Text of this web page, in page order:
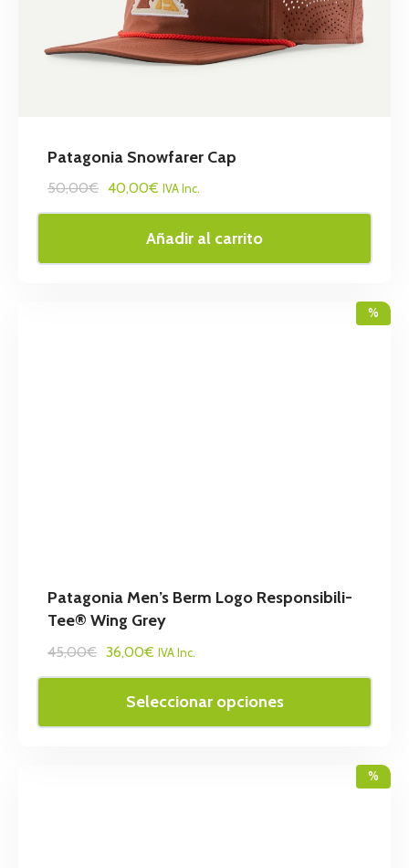
Patagonia Snowfarer Cap
50,00€ 40,00€ IVA Inc.
Añadir al carrito
%
Patagonia Men’s Berm Logo Responsibili-
Tee® Wing Grey
45,00€ 36,00€ IVA Inc.
Seleccionar opciones
%